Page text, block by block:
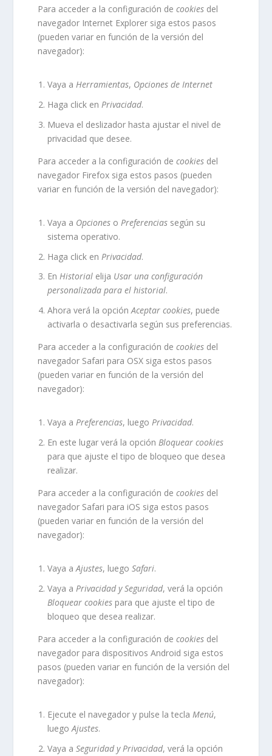
Para acceder a la configuración decookies del
navegador Internet Explorer siga estos pasos
(pueden variar en función de la versión del
navegador):
Vaya aHerramientas, Opciones de Internet
Haga click en Privacidad.
Mueva el deslizador hasta ajustar el nivel de
privacidad que desee.
Para acceder a la configuración decookies del
navegador Firefox siga estos pasos (pueden
variar en función de la versión del navegador):
Vaya a Opciones o Preferencias según su
sistema operativo.
Haga click en Privacidad.
EnHistorial elija Usar una configuración
personalizada para el historial.
Ahora verá la opciónAceptar cookies, puede
activarla o desactivarla según sus preferencias.
Para acceder a la configuración decookies del
navegador Safari para OSX siga estos pasos
(pueden variar en función de la versión del
navegador):
Vaya aPreferencias, luegoPrivacidad.
En este lugar verá la opciónBloquear cookies
para que ajuste el tipo de bloqueo que desea
realizar.
Para acceder a la configuración decookies del
navegador Safari para iOS siga estos pasos
(pueden variar en función de la versión del
navegador):
Vaya aAjustes, luegoSafari.
Vaya aPrivacidad y Seguridad, verá la opción
Bloquear cookies para que ajuste el tipo de
bloqueo que desea realizar.
Para acceder a la configuración decookies del
navegador para dispositivosAndroid siga estos
pasos (pueden variar en función de la versión del
navegador):
Ejecute el navegador y pulse la teclaMenú,
luegoAjustes.
Vaya aSeguridad y Privacidad, verá la opción